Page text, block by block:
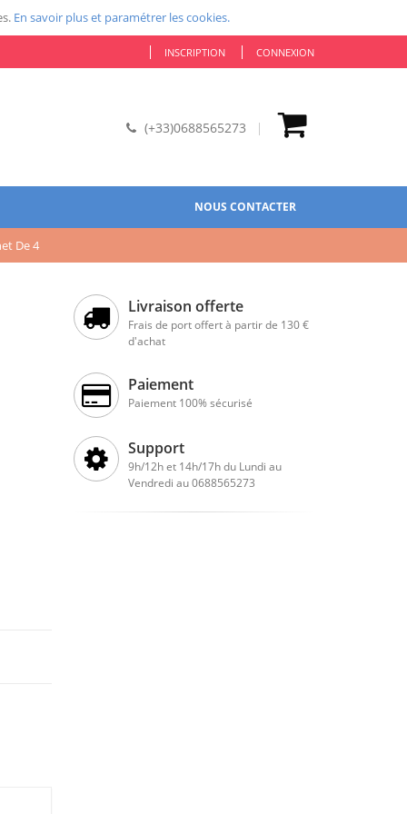
En savoir plus et paramétrer les cookies.
INSCRIPTION CONNEXION
(+33)0688565273
NOUS CONTACTER
De 4
Livraison offerte
Frais de port offert à partir de 130 €
d'achat
Paiement
Paiement 100% sécurisé
Support
9h/12h et 14h/17h du Lundi au
Vendredi au 0688565273